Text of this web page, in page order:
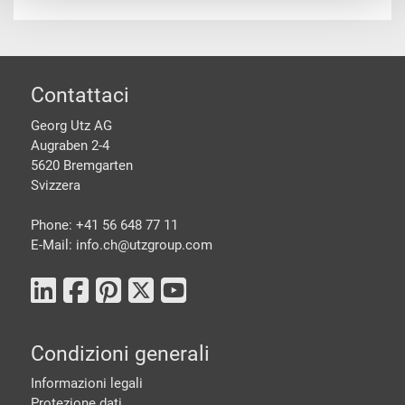
piè di pagine
Contattaci
Georg Utz AG
Augraben 2-4
5620 Bremgarten
Svizzera
Phone: +41 56 648 77 11
E-Mail: info.ch@utzgroup.com
Condizioni generali
Informazioni legali